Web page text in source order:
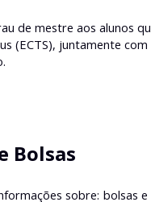
de mestre aos alunos
(ECTS), juntamente
Bolsas
sobre: bolsas